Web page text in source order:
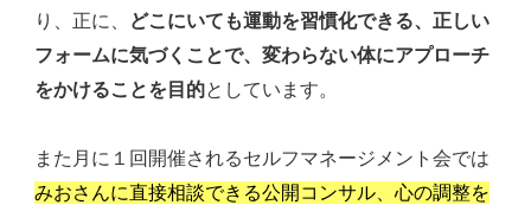
り、正に、
どこにいても運動を習慣化できる、正しい
フォームに気づくことで、変わらない体にアプローチ
をかけることを目的としています。
また月に１回開催されるセルフマネージメント会では
みおさんに直接相談できる公開コンサル、心の調整を